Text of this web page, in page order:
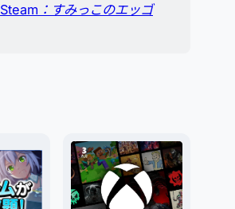
Steam：すみっこのエッゴ